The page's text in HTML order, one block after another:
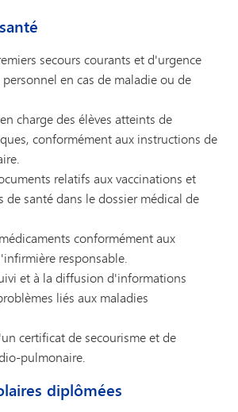
secours courants et d'urgence
en cas de maladie ou de
charge des élèves atteints de
conformément aux instructions de
relatifs aux vaccinations et
de santé dans le dossier médical de
conformément aux
responsable.
et à la diffusion d'informations
liés aux maladies
certificat de secourisme et de
pulmonaire.
diplômées